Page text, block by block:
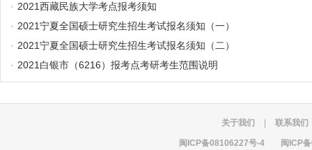
· 2021西藏民族大学考点报考须知
· 2021宁夏全国硕士研究生招生考试报名须知（一）
· 2021宁夏全国硕士研究生招生考试报名须知（二）
· 2021白银市（6216）报考点考研考生范围说明
关于我们 联系我们
闽ICP备08106227号-4 闽ICP